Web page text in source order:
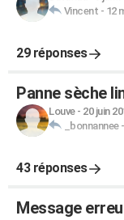
Vincent - 12
29 réponses
Panne sèche
Louve- 20 juin
_bonnannee-
43 réponses
Message